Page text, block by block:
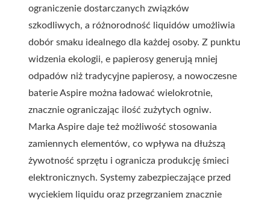
ograniczenie dostarczanych związków
szkodliwych, a różnorodność liquidów umożliwia
dobór smaku idealnego dla każdej osoby. Z punktu
widzenia ekologii, e papierosy generują mniej
odpadów niż tradycyjne papierosy, a nowoczesne
baterie Aspire można ładować wielokrotnie,
znacznie ograniczając ilość zużytych ogniw.
Marka Aspire daje też możliwość stosowania
zamiennych elementów, co wpływa na dłuższą
żywotność sprzętu i ogranicza produkcję śmieci
elektronicznych. Systemy zabezpieczające przed
wyciekiem liquidu oraz przegrzaniem znacznie